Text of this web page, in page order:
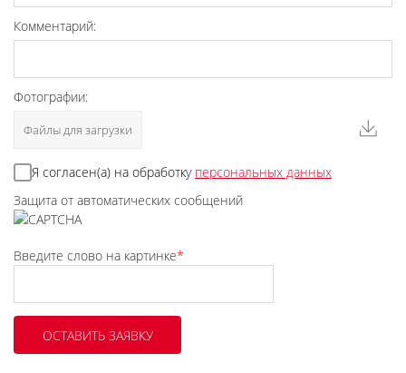
Комментарий:
Фотографии:
Файлы для загрузки
Я согласен(а) на обработку персональных данных
Защита от автоматических сообщений
Введите слово на картинке*